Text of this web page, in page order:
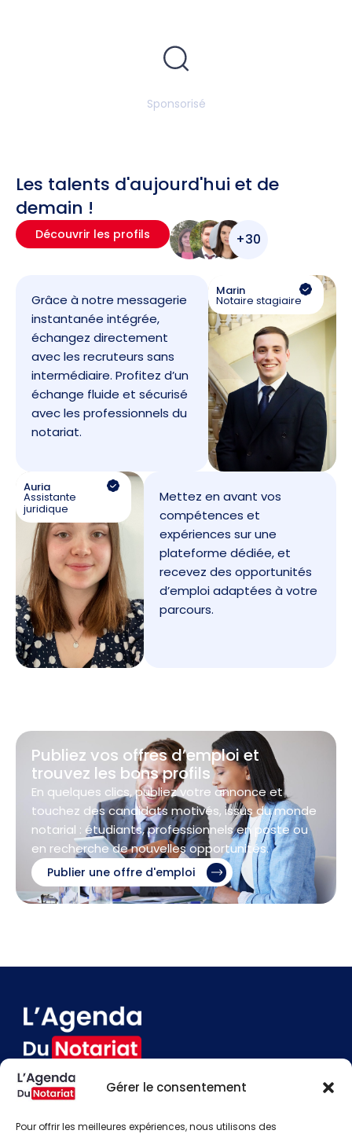
Gérer le consentement
Pour offrir les meilleures expériences, nous utilisons des
Sponsorisé
Les talents d'aujourd'hui et de
demain !
Découvrir les profils +30
Grâce à notre messagerie
instantanée intégrée,
échangez directement
avec les recruteurs sans
intermédiaire. Profitez d’un
échange fluide et sécurisé
avec les professionnels du
notariat.
Marin
Notaire stagiaire
Auria
Assistante
juridique
Mettez en avant vos
compétences et
expériences sur une
plateforme dédiée, et
recevez des opportunités
d’emploi adaptées à votre
parcours.
Publiez vos offres d’emploi et
trouvez les bons profils
En quelques clics, publiez votre annonce et
touchez des candidats motivés, issus du monde
notarial : étudiants, professionnels en poste ou
en recherche de nouvelles opportunités.
Publier une offre d'emploi
Contact